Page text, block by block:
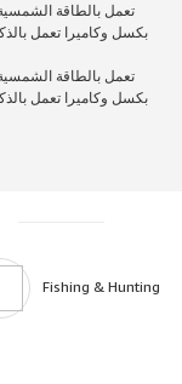
Fishing & Hunting